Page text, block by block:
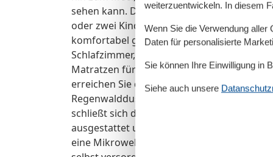
sehen kann. Die Wohnlandschaft kann zu
oder zwei Kinder umfunktioniert werden.
komfortabel gestaltet. Von der Haustür
Schlafzimmer, das mit einem großzügigen
Matratzen für erholsamen Schlaf sorgt.
erreichen Sie das innenliegende
Regenwalddusche ist – ideal, um nach
schließt sich die L-förmig angelegte
ausgestattet und bietet unter anderem
eine Mikrowelle, einen Toaster und einen
weiterzuentwickeln. In diesem
Wenn Sie die Verwendung
Daten für personalisierte
Sie können Ihre Einwilligung in
Siehe auch unsere